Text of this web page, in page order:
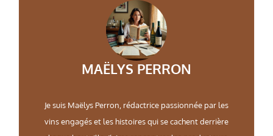
MAËLYS PERRON
Je suis Maëlys Perron, rédactrice passionnée par les
vins engagés et les histoires qui se cachent derrière